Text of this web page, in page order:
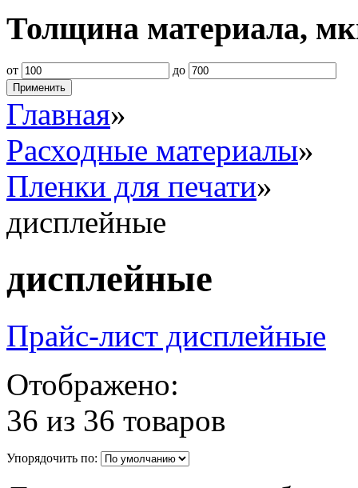
Толщина материала,
от до
Главная»
Расходные материалы»
Пленки для печати»
дисплейные
дисплейные
Прайс-лист дисплейные
Отображено:
36 из 36 товаров
Упорядочить по: